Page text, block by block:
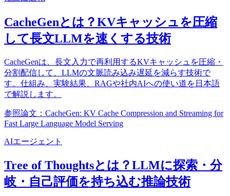
CacheGenとは？KVキャッシュを圧縮
して長文LLMを速くする技術
CacheGenは、長文入力で再利用するKVキャッシュを圧縮・
分割配信して、LLMの文脈読み込み遅延を減らす技術で
す。仕組み、実験結果、RAGや社内AIへの使い道を日本語
で解説します。
参照論文：CacheGen: KV Cache Compression and Streaming for
Fast Large Language Model Serving
AIエージェント
Tree of Thoughtsとは？LLMに探索・分
岐・自己評価を持ち込む推論技術